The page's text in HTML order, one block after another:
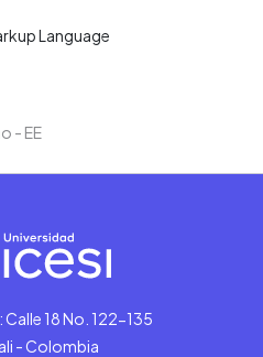
Language
- EE
Calle 18 No. 122-135
- Colombia